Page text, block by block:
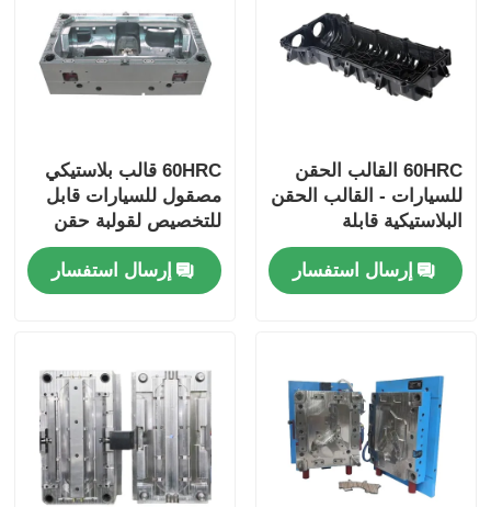
اتصل بنا
طلب اقتباس
قالب قطع الغيار
قالب حقن السيارات
صب الحقن مزدوج اللقطة
60HRC القالب الحقن
للسيارات - القالب الحقن
البلاستيكية قابلة
للتخصيص وملموسة
لمكونات السيارات
إرسال استفسار
60HRC قالب بلاستيكي
مصقول للسيارات قابل
للتخصيص لقولبة حقن
ملحقات السيارة
إرسال استفسار